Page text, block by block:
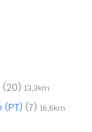
(20) 13,3km
(7) 16,6km